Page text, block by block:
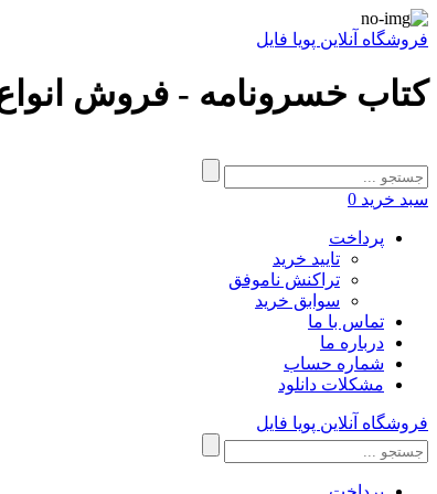
فروشگاه آنلاین پویا فایل
کتاب خسرونامه - فروش
سبد خرید 0
پرداخت
تایید خرید
تراکنش ناموفق
سوابق خرید
تماس با ما
درباره ما
شماره حساب
مشکلات دانلود
فروشگاه آنلاین پویا فایل